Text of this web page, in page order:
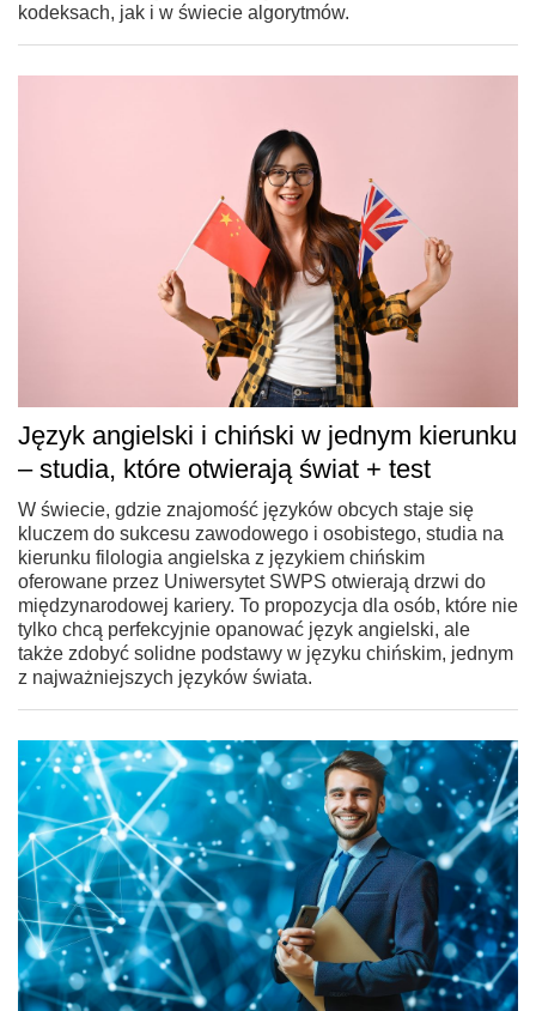
kodeksach, jak i w świecie algorytmów.
Język angielski i chiński w jednym kierunku
– studia, które otwierają świat + test
W świecie, gdzie znajomość języków obcych staje się
kluczem do sukcesu zawodowego i osobistego, studia na
kierunku filologia angielska z językiem chińskim
oferowane przez Uniwersytet SWPS otwierają drzwi do
międzynarodowej kariery. To propozycja dla osób, które nie
tylko chcą perfekcyjnie opanować język angielski, ale
także zdobyć solidne podstawy w języku chińskim, jednym
z najważniejszych języków świata.